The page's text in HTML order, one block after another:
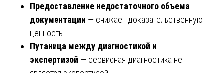
Предоставление недостаточного объема
документации — снижает доказательственную
ценность.
Путаница между диагностикой и
экспертизой — сервисная диагностика не